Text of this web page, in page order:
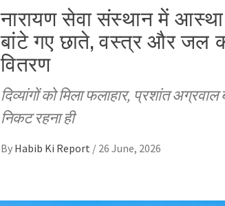
नारायण सेवा संस्थान में
बांटे गए छाते, वस्त्र और जल
वितरण
दिव्यांगों को मिला फलाहार, प्रशांत
निकट रहना ही
By Habib Ki Report / 26 June, 2026